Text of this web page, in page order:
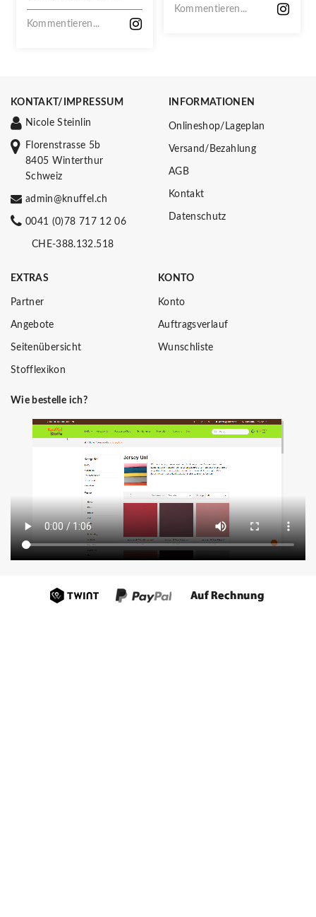
VERPASSEN!
Kommentieren...
Kommentieren...
KONTAKT/IMPRESSUM
Nicole Steinlin
Florenstrasse 5b
8405 Winterthur
Schweiz
admin@knuffel.ch
0041 (0)78 717 12 06
CHE-388.132.518
INFORMATIONEN
Onlineshop/Lageplan
Versand/Bezahlung
AGB
Kontakt
Datenschutz
EXTRAS
Partner
Angebote
Seitenübersicht
Stofflexikon
KONTO
Konto
Auftragsverlauf
Wunschliste
Wie bestelle ich?